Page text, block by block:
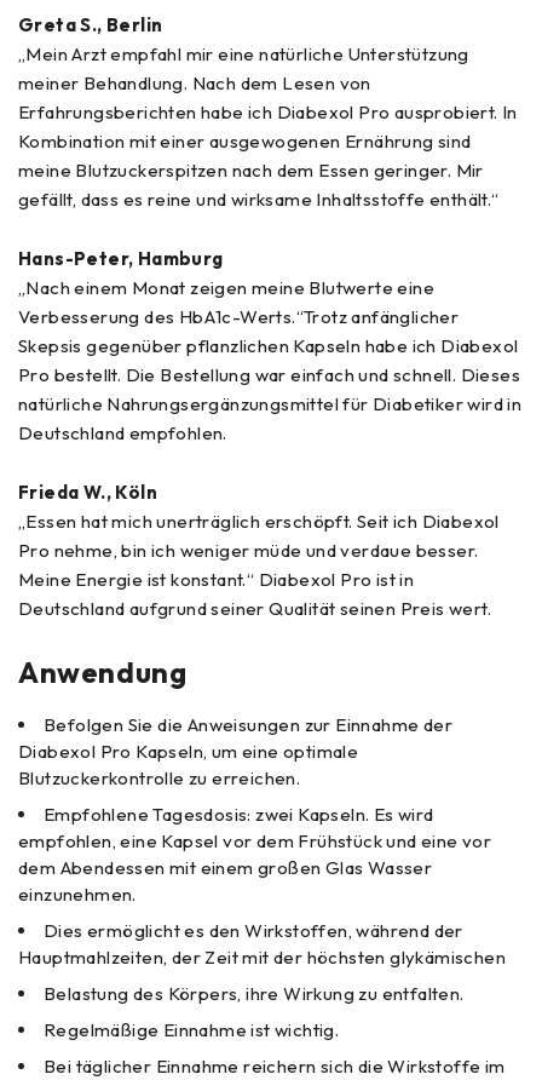
Greta S., Berlin
„Mein Arzt empfahl mir eine natürliche Unterstützung
meiner Behandlung. Nach dem Lesen von
Erfahrungsberichten habe ich Diabexol Pro ausprobiert. In
Kombination mit einer ausgewogenen Ernährung sind
meine Blutzuckerspitzen nach dem Essen geringer. Mir
gefällt, dass es reine und wirksame Inhaltsstoffe enthält.“
Hans-Peter, Hamburg
„Nach einem Monat zeigen meine Blutwerte eine
Verbesserung des HbA1c-Werts.“Trotz anfänglicher
Skepsis gegenüber pflanzlichen Kapseln habe ich Diabexol
Pro bestellt. Die Bestellung war einfach und schnell. Dieses
natürliche Nahrungsergänzungsmittel für Diabetiker wird in
Deutschland empfohlen.
Frieda W., Köln
„Essen hat mich unerträglich erschöpft. Seit ich Diabexol
Pro nehme, bin ich weniger müde und verdaue besser.
Meine Energie ist konstant.“ Diabexol Pro ist in
Deutschland aufgrund seiner Qualität seinen Preis wert.
Anwendung
Befolgen Sie die Anweisungen zur Einnahme der
Diabexol Pro Kapseln, um eine optimale
Blutzuckerkontrolle zu erreichen.
Empfohlene Tagesdosis: zwei Kapseln. Es wird
empfohlen, eine Kapsel vor dem Frühstück und eine vor
dem Abendessen mit einem großen Glas Wasser
einzunehmen.
Dies ermöglicht es den Wirkstoffen, während der
Hauptmahlzeiten, der Zeit mit der höchsten glykämischen
Belastung des Körpers, ihre Wirkung zu entfalten.
Regelmäßige Einnahme ist wichtig.
Bei täglicher Einnahme reichern sich die Wirkstoffe im